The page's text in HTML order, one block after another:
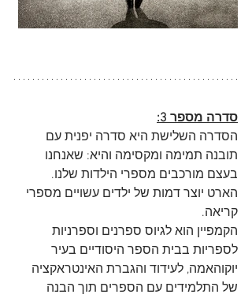
סדרה מספר 3:
הסדרה השלישת היא סדרה יפנית עם
תובנה תמימה ומקסימה והיא: שאנחנו
בעצם מורכבים מספרי הילדות שלנו.
הארט יוצר דמות של ילדים עשויים מספרי
קריאה.
הקמפיין הוא לגיוס ספרנים וספרניות
לספריות בבית הספר היסודיים בעיר
יוקוהאמה, לעידוד והגברת האינטראקציה
של התלמידים עם הספרים תוך הבנה